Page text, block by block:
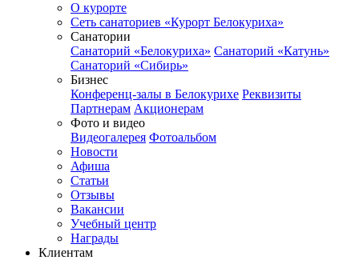
О курорте
Сеть санаториев «Курорт Белокуриха»
Санатории
Санаторий «Белокуриха» Санаторий «Катунь»
Санаторий «Сибирь»
Бизнес
Конференц-залы в Белокурихе Реквизиты
Партнерам Акционерам
Фото и видео
Видеогалерея Фотоальбом
Новости
Афиша
Статьи
Отзывы
Вакансии
Учебный центр
Награды
Клиентам